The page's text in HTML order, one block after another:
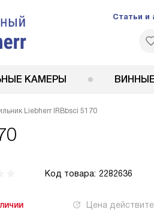
Статьи и
КАМЕРЫ
Liebherr IRBbsci 5170
Код товара: 2282636
Цена